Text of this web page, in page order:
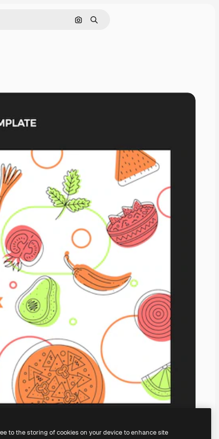
Cerca per immagine
Ricerca
to the storing of cookies on your device to enhance site